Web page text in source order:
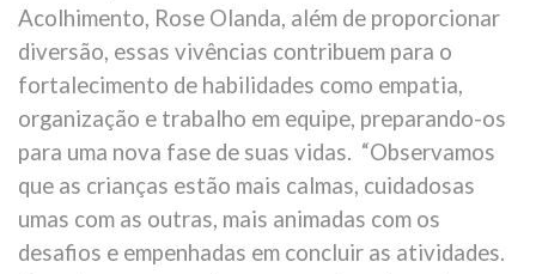
Acolhimento, Rose Olanda, além de proporcionar
diversão, essas vivências contribuem para o
fortalecimento de habilidades como empatia,
organização e trabalho em equipe, preparando-os
para uma nova fase de suas vidas. “Observamos
que as crianças estão mais calmas, cuidadosas
umas com as outras, mais animadas com os
desafios e empenhadas em concluir as atividades.